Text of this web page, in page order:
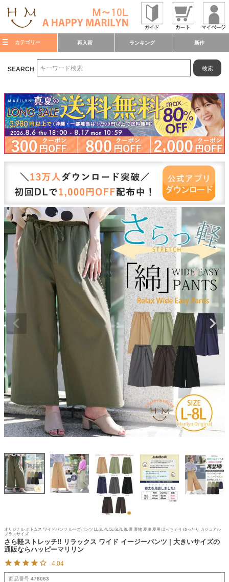
カテゴリー 再入荷 ランキング 新作
SEARCH 検索
オリジナル ボトムス ワイドパンツ ルーズパンツ LL 3L 4L 5L 6L7L 8L 夏 夏物 夏服 夏用 ぽっちゃり ゆったり カジュアル
プラスサイズ
さら軽ストレッチ!! リラックス ワイド イージーパンツ | 大きいサイズの
通販ならハッピーマリリン
4.04
商品番号 478063